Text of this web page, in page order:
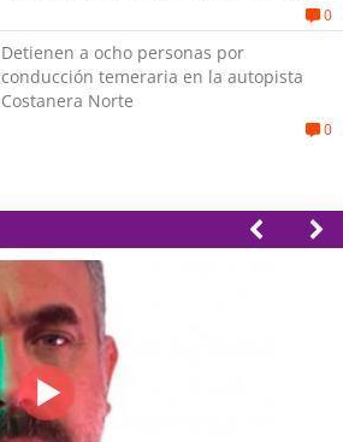
0
Detienen a ocho personas por
conducción temeraria en la autopista
Costanera Norte
0